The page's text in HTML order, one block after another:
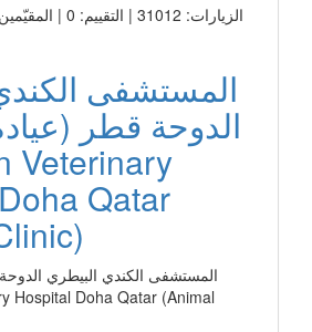
الزيارات: 31012 | التقييم: 0 | المقيّمين: 0 | المدينة
المستشفى
الدوحة قطر
Veterinary
Qatar
المستشفى الكندي البيطري
Hospital Doha Qatar (Animal